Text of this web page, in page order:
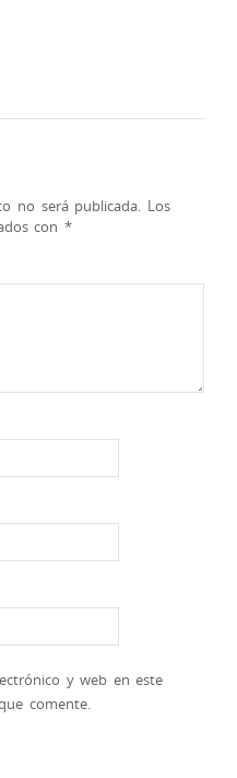
no será publicada. Los
con *
y web en este
comente.